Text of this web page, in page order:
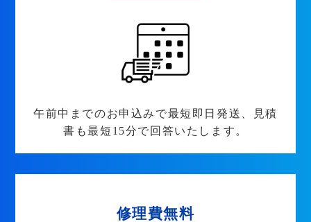
午前中までのお申込みで最短即日発送、見積
書も最短15分で回答いたします。
修理費無料